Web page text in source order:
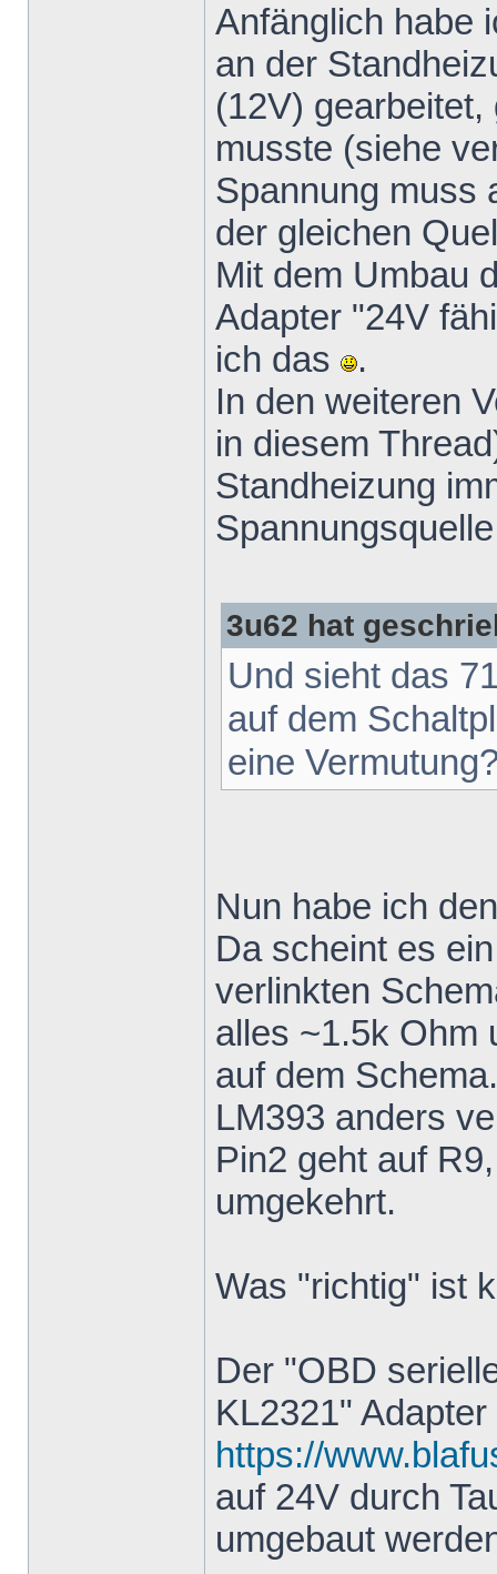
Anfänglich habe
an der
(12V)
musste (siehe
Spannung muss
der gleichen
Mit dem Umbau
Adapter "24V
ich das
.
In den weiteren
in diesem
Standheizung
3u62 hat
Und sieht das
auf dem
eine
Nun habe ich
Da scheint es
verlinkten
alles ~1.5k Ohm
auf dem
LM393 anders
Pin2 geht auf
umgekehrt.
Was "richtig" ist
Der "OBD
KL2321"
https://
auf 24V durch
umgebaut